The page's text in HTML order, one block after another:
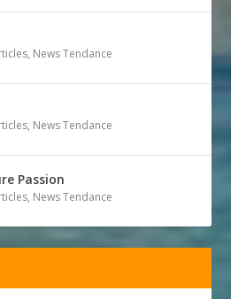
, News Tendance
, News Tendance
Passion
, News Tendance